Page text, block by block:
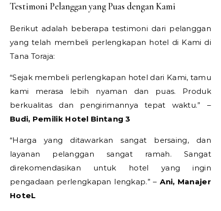
Testimoni Pelanggan yang Puas dengan Kami
Berikut adalah beberapa testimoni dari pelanggan
yang telah membeli perlengkapan hotel di Kami di
Tana Toraja:
“Sejak membeli perlengkapan hotel dari Kami, tamu
kami merasa lebih nyaman dan puas. Produk
berkualitas dan pengirimannya tepat waktu.” –
Budi, Pemilik Hotel Bintang 3
“Harga yang ditawarkan sangat bersaing, dan
layanan pelanggan sangat ramah. Sangat
direkomendasikan untuk hotel yang ingin
pengadaan perlengkapan lengkap.” –Ani, Manajer
HoteL